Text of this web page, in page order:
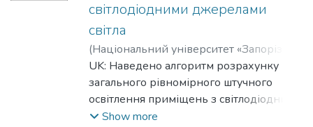
enterprises in institutions and organizations
and civil security",
"Protection of the population, territories,
environment and industrial safety"
світлодіодними джерелами
світла
(Національний університет «Запорізька
політехніка»,2024)Шмирко, Віра
Іванівна;Shmyrko, Vera;Коробко,
Олександр Віктрович; Korobko,
Aleksander;Троян, Юлія Іванівна
UK: Наведено алгоритм розрахунку
загального рівномірного штучного
освітлення приміщень з світлодіодними
джерелами світла
Show more